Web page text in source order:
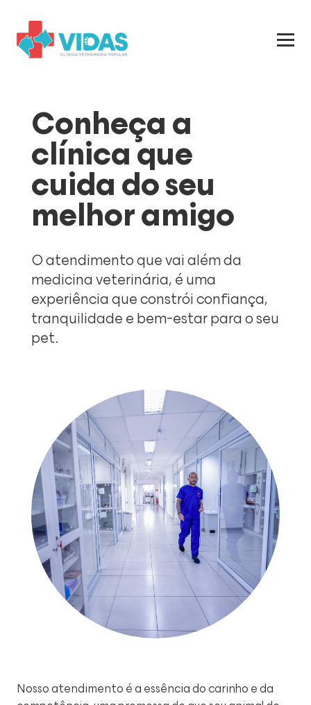
Conheça a
clínica que
cuida do seu
melhor amigo
O atendimento que vai além da
medicina veterinária, é uma
experiência que constrói confiança,
tranquilidade e bem-estar para o seu
pet.
Nosso atendimento é a essência do carinho e da